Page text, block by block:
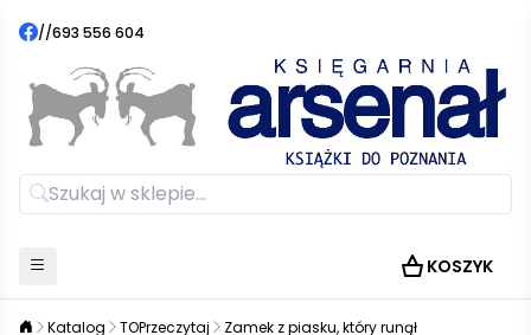
//693 556 604
KOSZYK
Katalog TOPrzeczytaj Zamek z piasku, który runął